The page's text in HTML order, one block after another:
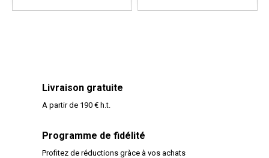
Livraison gratuite
A partir de 190 € h.t.
Programme de fidélité
Profitez de réductions gràce à vos achats